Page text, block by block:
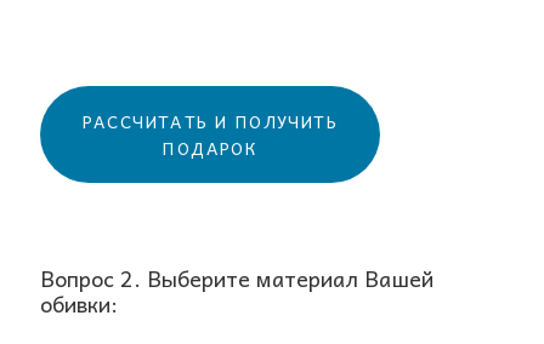
РАССЧИТАТЬ И ПОЛУЧИТЬ
ПОДАРОК
Вопрос 2. Выберите материал Вашей
обивки: